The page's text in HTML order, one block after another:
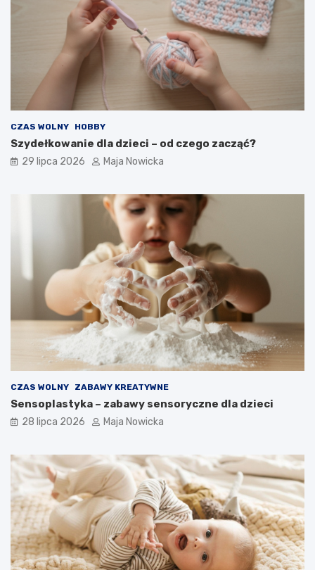
CZAS WOLNY HOBBY
Szydełkowanie dla dzieci – od czego zacząć?
29 lipca 2026 Maja Nowicka
CZAS WOLNY ZABAWY KREATYWNE
Sensoplastyka – zabawy sensoryczne dla dzieci
28 lipca 2026 Maja Nowicka